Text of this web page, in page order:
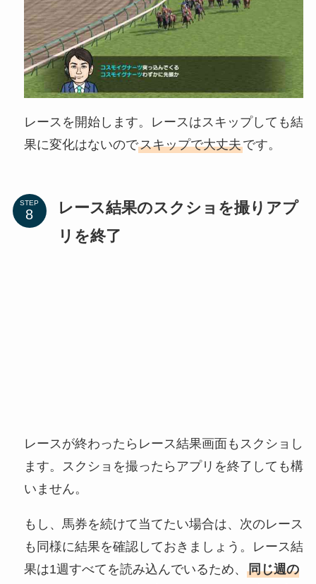
レースを開始します。レースはスキップしても結
果に変化はないのでスキップで大丈夫です。
STEP
レース結果のスクショを撮りアプ
リを終了
レースが終わったらレース結果画面もスクショし
ます。スクショを撮ったらアプリを終了しても構
いません。
もし、馬券を続けて当てたい場合は、次のレース
も同様に結果を確認しておきましょう。レース結
果は1週すべてを読み込んでいるため、 同じ週の